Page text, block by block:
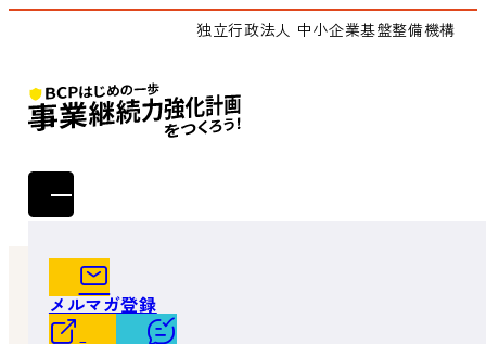
独立行政法人 中小企業基盤整備機構
メルマガ登録
トップ
よくあるご質問
これらの支援措置は業種問わず利用することは可能です
か。